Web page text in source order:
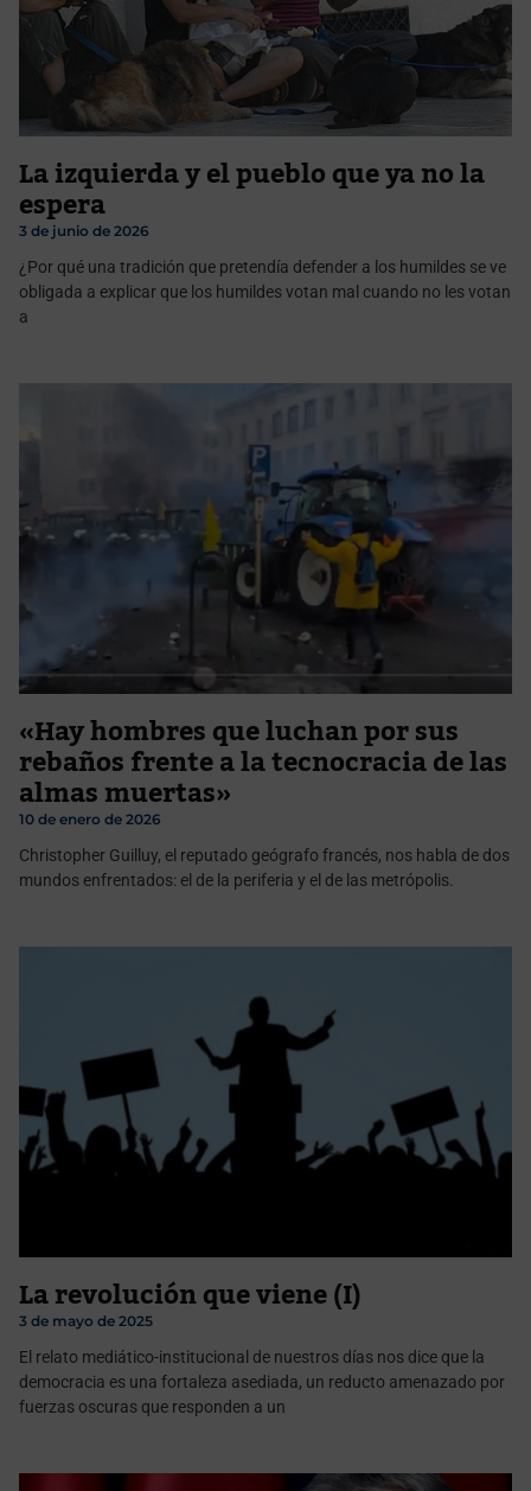
La izquierda y el pueblo que ya no la
espera
3 de junio de 2026
¿Por qué una tradición que pretendía defender a los humildes se ve
obligada a explicar que los humildes votan mal cuando no les votan
a
«Hay hombres que luchan por sus
rebaños frente a la tecnocracia de las
almas muertas»
10 de enero de 2026
Christopher Guilluy, el reputado geógrafo francés, nos habla de dos
mundos enfrentados: el de la periferia y el de las metrópolis.
La revolución que viene (I)
3 de mayo de 2025
El relato mediático-institucional de nuestros días nos dice que la
democracia es una fortaleza asediada, un reducto amenazado por
fuerzas oscuras que responden a un